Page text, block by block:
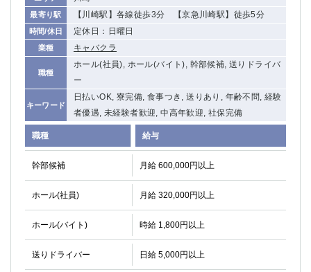
最寄り駅 【川崎駅】各線徒歩3分 【京急川崎駅】徒歩5分
時間/休日 定休日：日曜日
業種 キャバクラ
職種
ホール(社員), ホール(バイト), 幹部候補, 送りドライバ
ー
キーワード
日払いOK, 寮完備, 食事つき, 送りあり, 年齢不問, 経験
者優遇, 未経験者歓迎, 中高年歓迎, 社保完備
職種 給与
幹部候補 月給 600,000円以上
ホール(社員) 月給 320,000円以上
ホール(バイト) 時給 1,800円以上
送りドライバー 日給 5,000円以上